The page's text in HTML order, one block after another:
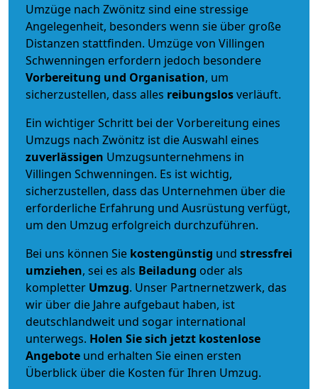
Umzüge nach Zwönitz sind eine stressige
Angelegenheit, besonders wenn sie über große
Distanzen stattfinden. Umzüge von Villingen
Schwenningen erfordern jedoch besondere
Vorbereitung und Organisation, um
sicherzustellen, dass alles reibungslosverläuft.
Ein wichtiger Schritt bei der Vorbereitung eines
Umzugs nach Zwönitz ist die Auswahl eines
zuverlässigen Umzugsunternehmens in
Villingen Schwenningen. Es ist wichtig,
sicherzustellen, dass das Unternehmen über die
erforderliche Erfahrung und Ausrüstung verfügt,
um den Umzug erfolgreich durchzuführen.
Bei uns können Sie kostengünstig und stressfrei
umziehen, sei es als Beiladung oder als
kompletter Umzug. Unser Partnernetzwerk, das
wir über die Jahre aufgebaut haben, ist
deutschlandweit und sogar international
unterwegs. Holen Sie sich jetzt kostenlose
Angebote und erhalten Sie einen ersten
Überblick über die Kosten für Ihren Umzug.